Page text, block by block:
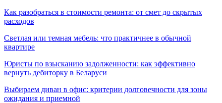
Как разобраться в стоимости ремонта: от смет до скрытых
расходов
Светлая или темная мебель: что практичнее в обычной
квартире
Юристы по взысканию задолженности: как эффективно
вернуть дебиторку в Беларуси
Выбираем диван в офис: критерии долговечности для зоны
ожидания и приемной